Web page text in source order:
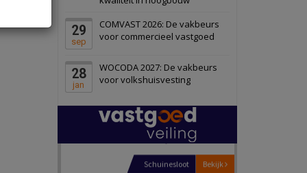
29
sep
COMVAST 2026: De vakbeurs
voor commercieel vastgoed
28
jan
WOCODA 2027: De vakbeurs
voor volkshuisvesting
Schiedam
22 september 2026 Attractiepark
Bekijk
Oranje
28 september 2026
bedrijventerrein
Schuinesloot
Binnenvaartschip